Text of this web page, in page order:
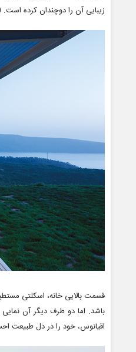
زیبایی آن را دوچندان کرده است. 140 مترمربع زیربنای قسمت اصلی ساختمان و 55 مترمربع زیربنای اتاق مهمان می باشد.
قسمت بالایی خانه، اسکلتی
باشد. اما دو طرف دیگر آن
اقیانوس، خود را در دل طبیعت